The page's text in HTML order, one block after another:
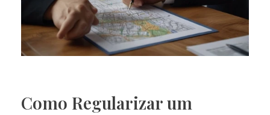
Como Regularizar um